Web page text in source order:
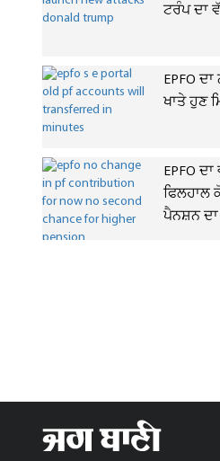
ਟਰੰਪ ਦਾ
EPFO
ਖਾਤੇ ਹੁਣ
EPFO
ਫਿਲਹਾਲ
ਪੈਨਸ਼ਨ ਦਾ